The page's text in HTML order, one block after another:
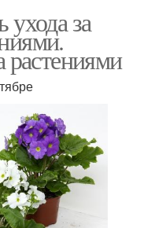
ухода за
растениями